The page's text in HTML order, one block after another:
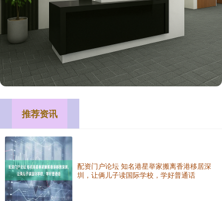
推荐资讯
配资门户论坛 知名港星举家搬离香港移居深
圳，让俩儿子读国际学校，学好普通话